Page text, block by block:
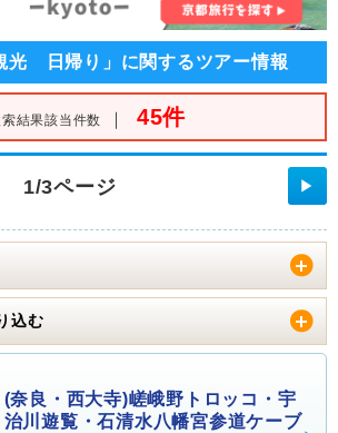
日帰り」に関するツアー情報
結果該当件数 ｜ 45件
1/3ページ ▶
込む
(奈良・西大寺)嵯峨野トロッコ・宇
治川遊覧・石清水八幡宮参道ケーブ